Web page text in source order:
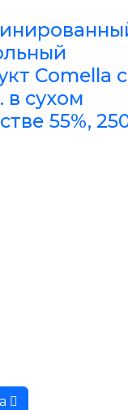
Comella с
в сухом
55%,